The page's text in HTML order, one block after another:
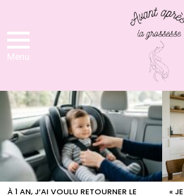
Menu
LATEST
STORIES
À 1 AN, J’AI VOULU RETOURNER LE «